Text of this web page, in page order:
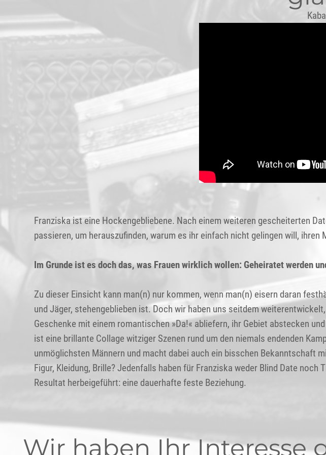
Franziska ist eine Hockengebliebene. Nach einem weiteren gescheiterten
passieren, um herauszufinden, warum es ihr einfach nicht gelingen will, ihren
Im Grunde ist es doch das, was Frauen wirklich wollen: Geheiratet werden
Zu dieser Einsicht kann man(n) nur kommen, wenn man(n) eisern daran
und Jäger, stehengeblieben ist. Doch wir haben uns seitdem
Geschenke mit einem romantischen »Da!« abliefern, ihr Gebiet abstecken
ist eine brillante Collage witziger Szenen rund um den niemals endenden
unmöglichsten Männern und macht dabei auch ein bisschen Bekanntschaft
Figur, Kleidung, Brille? Jedenfalls haben für Franziska weder Blind Date
Resultat herbeigeführt: eine dauerhafte feste Beziehung.
Wir haben Ihr Interesse